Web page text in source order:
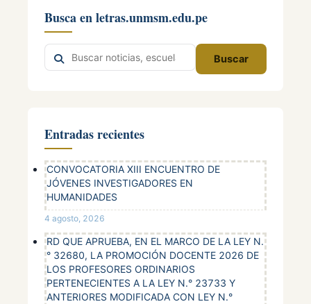
Busca en letras.unmsm.edu.pe
Buscar
en
Buscar
Entradas recientes
CONVOCATORIA XIII ENCUENTRO DE
JÓVENES INVESTIGADORES EN
HUMANIDADES
4 agosto, 2026
RD QUE APRUEBA, EN EL MARCO DE LA LEY N.
° 32680, LA PROMOCIÓN DOCENTE 2026 DE
LOS PROFESORES ORDINARIOS
PERTENECIENTES A LA LEY N.° 23733 Y
ANTERIORES MODIFICADA CON LEY N.°